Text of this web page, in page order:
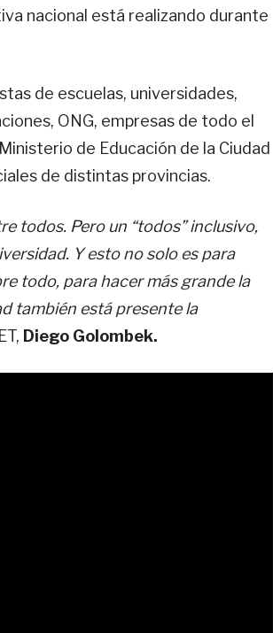
nacional está realizando durante
de escuelas, universidades,
ONG, empresas de todo el
de Educación de la Ciudad
de distintas provincias.
todos. Pero un “todos” inclusivo,
Y esto no solo es para
todo, para hacer más grande la
también está presente la
Diego Golombek.